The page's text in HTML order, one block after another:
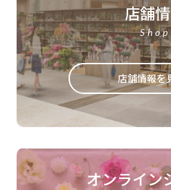
店舗
Shop
店舗情報を
オンライン